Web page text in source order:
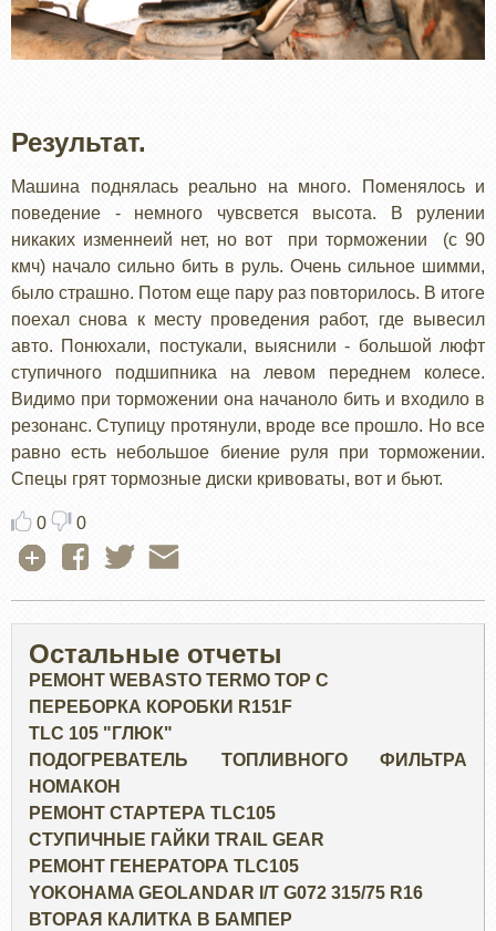
Результат.
Машина поднялась реально на много. Поменялось и
поведение - немного чувсвется высота. В рулении
никаких изменнеий нет, но вот при торможении (с 90
кмч) начало сильно бить в руль. Очень сильное шимми,
было страшно. Потом еще пару раз повторилось. В итоге
поехал снова к месту проведения работ, где вывесил
авто. Понюхали, постукали, выяснили - большой люфт
ступичного подшипника на левом переднем колесе.
Видимо при торможении она начаноло бить и входило в
резонанс. Ступицу протянули, вроде все прошло. Но все
равно есть небольшое биение руля при торможении.
Спецы грят тормозные диски кривоваты, вот и бьют.
0 0
Остальные отчеты
РЕМОНТ WEBASTO TERMO TOP C
ПЕРЕБОРКА КОРОБКИ R151F
TLC 105 "ГЛЮК"
ПОДОГРЕВАТЕЛЬ ТОПЛИВНОГО ФИЛЬТРА
НОМАКОН
РЕМОНТ СТАРТЕРА TLC105
СТУПИЧНЫЕ ГАЙКИ TRAIL GEAR
РЕМОНТ ГЕНЕРАТОРА TLC105
YOKOHAMA GEOLANDAR I/T G072 315/75 R16
ВТОРАЯ КАЛИТКА В БАМПЕР